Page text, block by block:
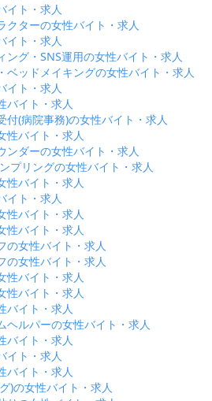
イト・求人
クターの女性バイト・求人
イト・求人
ング・SNS運用の女性バイト・求人
ベッドメイキングの女性バイト・求人
イト・求人
バイト・求人
付(病院事務)の女性バイト・求人
性バイト・求人
ンダーの女性バイト・求人
プリングの女性バイト・求人
性バイト・求人
イト・求人
性バイト・求人
性バイト・求人
の女性バイト・求人
の女性バイト・求人
性バイト・求人
性バイト・求人
バイト・求人
ヘルパーの女性バイト・求人
バイト・求人
イト・求人
バイト・求人
)の女性バイト・求人